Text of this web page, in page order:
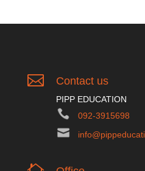
 Contact us
PIPP EDUCATION
092-3915698